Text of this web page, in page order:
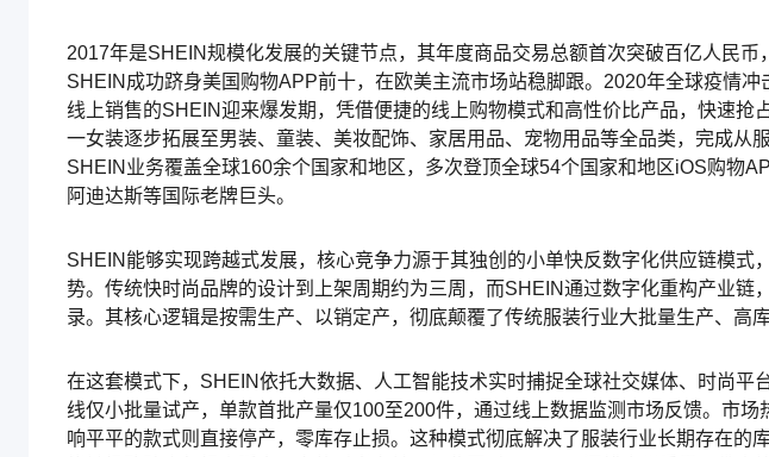
2017年是SHEIN规模化发展的关键节点，其年度商品交易总额首次突破百亿人民币
SHEIN成功跻身美国购物APP前十，在欧美主流市场站稳脚跟。2020年全球疫情
线上销售的SHEIN迎来爆发期，凭借便捷的线上购物模式和高性价比产品，快速抢
一女装逐步拓展至男装、童装、美妆配饰、家居用品、宠物用品等全品类，完成从
SHEIN业务覆盖全球160余个国家和地区，多次登顶全球54个国家和地区iOS购物
阿迪达斯等国际老牌巨头。
SHEIN能够实现跨越式发展，核心竞争力源于其独创的小单快反数字化供应链模
势。传统快时尚品牌的设计到上架周期约为三周，而SHEIN通过数字化重构产业链
录。其核心逻辑是按需生产、以销定产，彻底颠覆了传统服装行业大批量生产、高
在这套模式下，SHEIN依托大数据、人工智能技术实时捕捉全球社交媒体、时尚平
线仅小批量试产，单款首批产量仅100至200件，通过线上数据监测市场反馈。市
响平平的款式则直接停产，零库存止损。这种模式彻底解决了服装行业长期存在的